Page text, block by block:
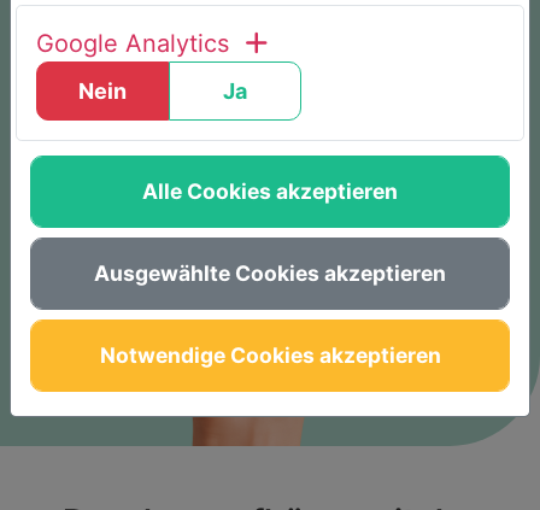
Weltweit bewährte Methode
Google Analytics
Nein Ja
Alle Cookies akzeptieren
Ausgewählte Cookies akzeptieren
Notwendige Cookies akzeptieren